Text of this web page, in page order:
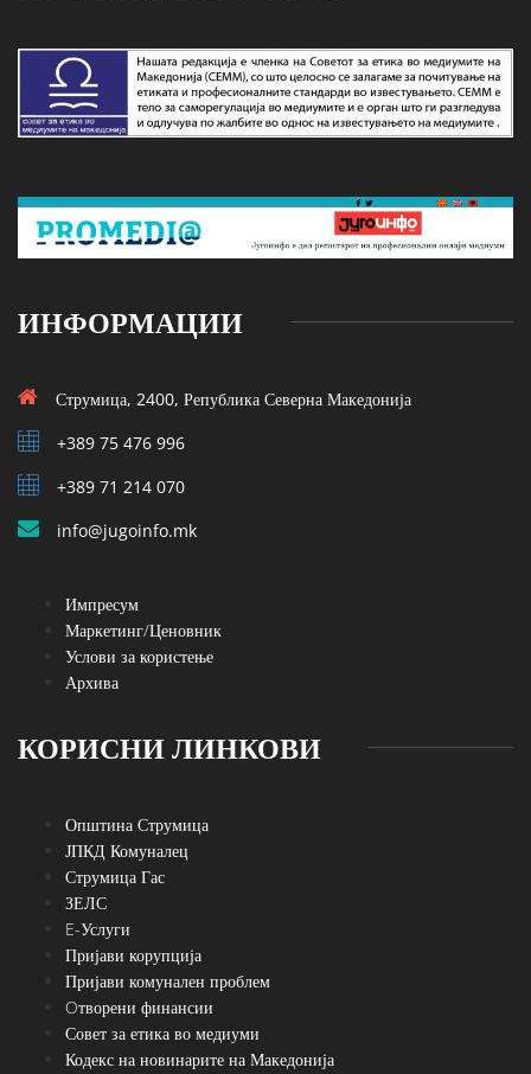
ИНФОРМАЦИИ
Струмица, 2400, Република Северна Македонија
+389 75 476 996
+389 71 214 070
info@jugoinfo.mk
Импресум
Маркетинг/Ценовник
Услови за користење
Архива
КОРИСНИ ЛИНКОВИ
Општина Струмица
ЈПКД Комуналец
Струмица Гас
ЗЕЛС
E-Услуги
Пријави корупција
Пријави комунален проблем
Oтворени финансии
Совет за етика во медиуми
Кодекс на новинарите на Македонија